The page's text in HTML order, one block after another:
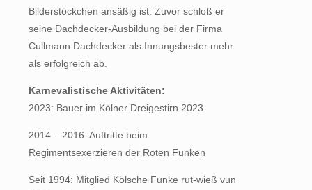
Bilderstöckchen ansäßig ist. Zuvor schloß er
seine Dachdecker-Ausbildung bei der Firma
Cullmann Dachdecker als Innungsbester mehr
als erfolgreich ab.
Karnevalistische Aktivitäten:
2023: Bauer im Kölner Dreigestirn 2023
2014 – 2016: Auftritte beim
Regimentsexerzieren der Roten Funken
Seit 1994: Mitglied Kölsche Funke rut-wieß vun